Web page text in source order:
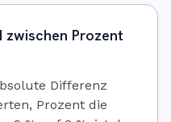
Prozent
Differenz
Prozent die